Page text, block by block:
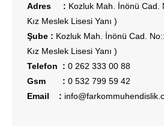
Adres : Kozluk Mah. İnönü Cad.
Kız Meslek Lisesi Yanı )
Şube : Kozluk Mah. İnönü Cad.
Kız Meslek Lisesi Yanı )
Telefon : 0 262 333 00 88
Gsm : 0 532 799 59 42
Email :